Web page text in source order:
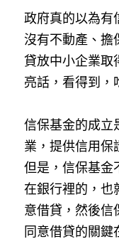
政府真的以為有
沒有不動產、擔
貸放中小企業取
亮話，看得到，
信保基金的成立
業，提供信用保
但是，信保基金
在銀行裡的，也
意借貸，然後信
同意借貸的關鍵